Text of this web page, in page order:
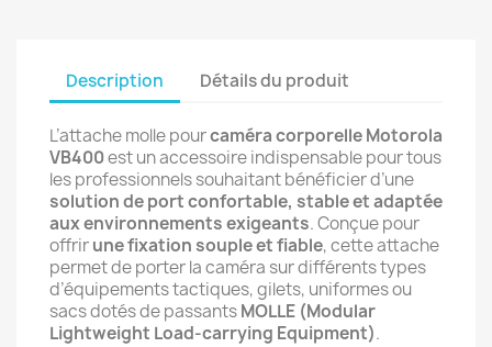
Description Détails du produit
L’attache molle pourcaméra corporelle Motorola
VB400est un accessoire indispensable pour tous
les professionnels souhaitant bénéficier d’une
solution de port confortable, stable et adaptée
aux environnements exigeants. Conçue pour
offrirune fixation souple et fiable, cette attache
permet de porter la caméra sur différents types
d’équipements tactiques, gilets, uniformes ou
sacs dotés de passantsMOLLE (Modular
Lightweight Load-carrying Equipment).